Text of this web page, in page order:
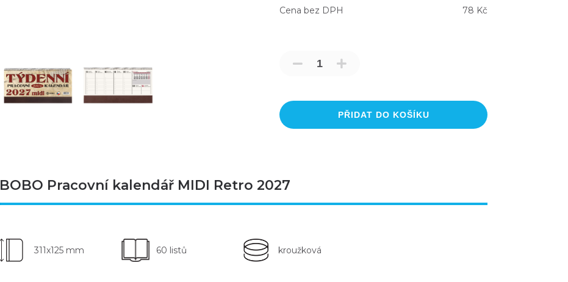
Cena bez DPH 78 Kč
PŘIDAT DO KOŠÍKU
BOBO Pracovní kalendář MIDI Retro 2027
311x125 mm 60 listů kroužková